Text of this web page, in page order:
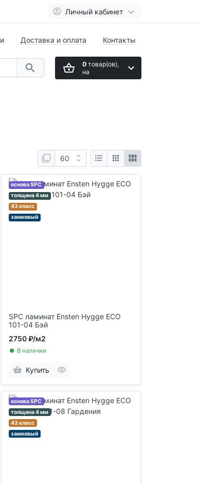
Личный кабинет
Доставка и оплата Контакты
0товар(ов),
на
основа SPC
толщина 4 мм
43 класс
замковый
SPC ламинат Ensten Hygge ECO
101-04 Бэй
2750 ₽/м2
В наличии
Купить
основа SPC
толщина 4 мм
43 класс
замковый